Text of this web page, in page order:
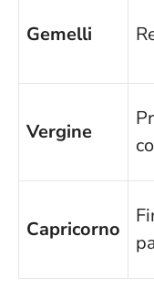
Gemelli
Vergine
Capricorno